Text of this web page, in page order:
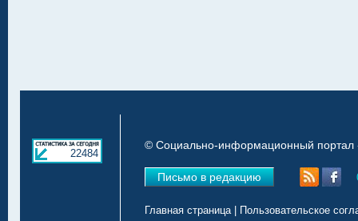
22484
© Социально-информационный портал
Письмо в редакцию
Главная страница| Пользовательское